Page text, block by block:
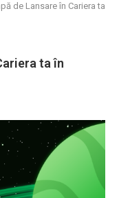
de Lansare în Cariera ta
ta în